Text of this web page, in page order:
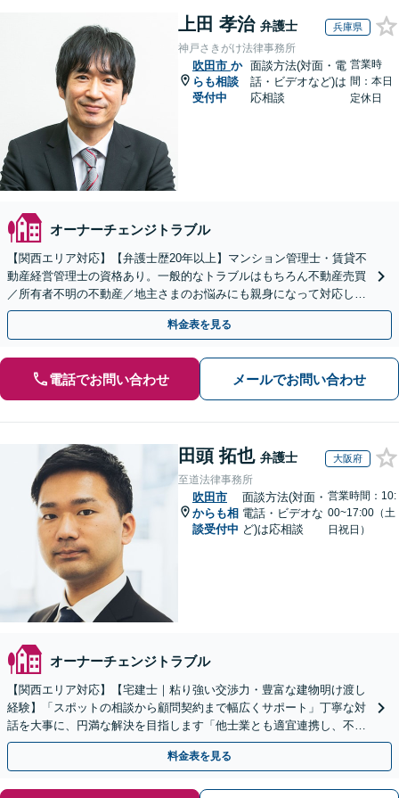
上田 孝治 弁護士 兵庫県
神戸さきがけ法律事務所
吹田市 か
らも相談
受付中
面談方法(対面・電
話・ビデオなど)は
応相談
営業時
間：本日
定休日
オーナーチェンジトラブル
【関西エリア対応】【弁護士歴20年以上】マンション管理士・賃貸不
動産経営管理士の資格あり。一般的なトラブルはもちろん不動産売買
／所有者不明の不動産／地主さまのお悩みにも親身になって対応しま
す【夜間・休日の相談可】
料金表を見る
電話でお問い合わせ メールでお問い合わせ
田頭 拓也 弁護士 大阪府
至道法律事務所
吹田市
からも相
談受付中
面談方法(対面・
電話・ビデオな
ど)は応相談
営業時間：10:
00~17:00（土
日祝日）
オーナーチェンジトラブル
【関西エリア対応】【宅建士｜粘り強い交渉力・豊富な建物明け渡し
経験】「スポットの相談から顧問契約まで幅広くサポート」丁寧な対
話を大事に、円満な解決を目指します「他士業とも適宜連携し、不動
産経営者さまに法的観点から戦略的なアドバイスを提供」
料金表を見る